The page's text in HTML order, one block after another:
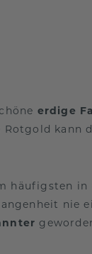
erdige
kann
häufigsten in
nie